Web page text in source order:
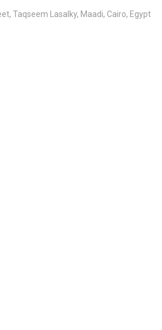
Taqseem Lasalky, Maadi, Cairo, Egypt